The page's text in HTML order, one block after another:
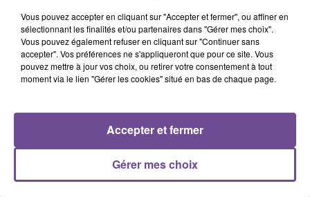
propositions commerciales et des contrats auprès des
Prospects/Clients et des partenaires. Assister les
commerciaux gaz naturel pour la collecte des données
commerciales. Effectuer la demande d'établissement de la
Référence de l’offre France Travail : 192PZTT
Vous pouvez accepter en cliquant sur "Accepter et fermer", ou affiner en
sélectionnant les finalités et/ou partenaires dans "Gérer mes choix".
Vous pouvez également refuser en cliquant sur "Continuer sans
accepter". Vos préférences ne s'appliqueront que pour ce site. Vous
pouvez mettre à jour vos choix, ou retirer votre consentement à tout
moment via le lien "Gérer les cookies" situé en bas de chaque page.
Gérer mes choix
Accepter et fermer